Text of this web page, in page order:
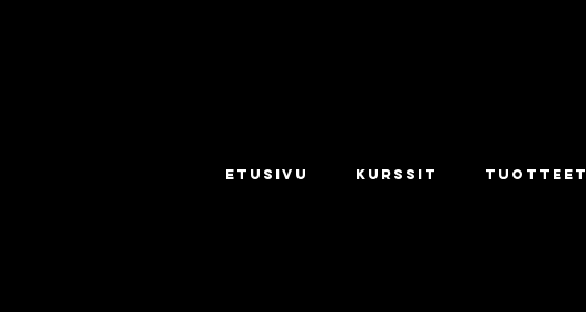
ETUSIVU KURSSIT TUOTTEET